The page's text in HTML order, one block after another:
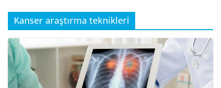
Kanser araştırma teknikleri